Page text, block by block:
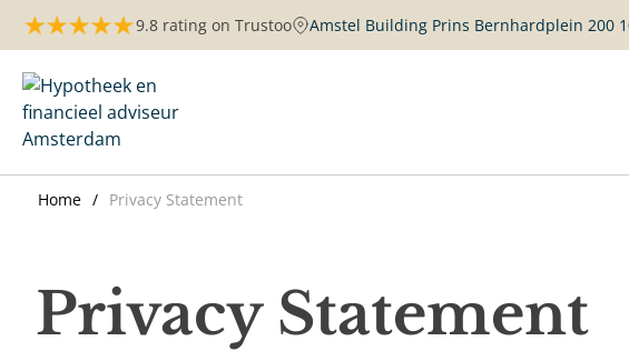
9.8 rating on Trustoo Amstel Building Prins Bernhardplein 200
Home Privacy Statement
Privacy Statement